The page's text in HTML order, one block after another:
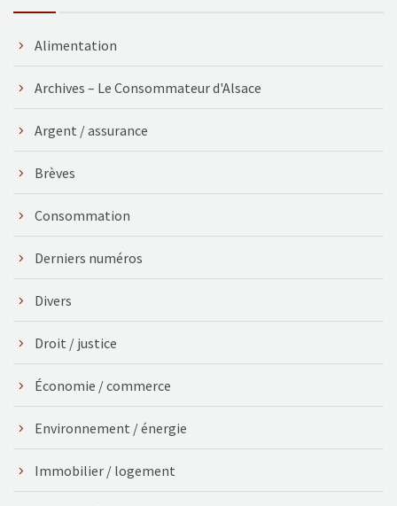
Alimentation
Archives – Le Consommateur d'Alsace
Argent / assurance
Brèves
Consommation
Derniers numéros
Divers
Droit / justice
Économie / commerce
Environnement / énergie
Immobilier / logement